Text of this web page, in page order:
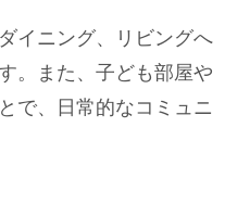
イニング、リビングへ
。また、子ども部屋や
で、日常的なコミュニ